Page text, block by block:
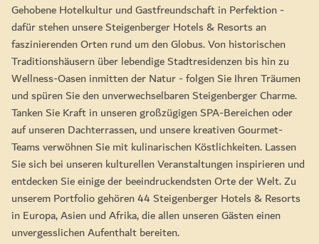
Gehobene Hotelkultur und Gastfreundschaft in Perfektion -
dafür stehen unsere Steigenberger Hotels & Resorts an
faszinierenden Orten rund um den Globus. Von historischen
Traditionshäusern über lebendige Stadtresidenzen bis hin zu
Wellness-Oasen inmitten der Natur - folgen Sie Ihren Träumen
und spüren Sie den unverwechselbaren Steigenberger Charme.
Tanken Sie Kraft in unseren großzügigen SPA-Bereichen oder
auf unseren Dachterrassen, und unsere kreativen Gourmet-
Teams verwöhnen Sie mit kulinarischen Köstlichkeiten. Lassen
Sie sich bei unseren kulturellen Veranstaltungen inspirieren und
entdecken Sie einige der beeindruckendsten Orte der Welt. Zu
unserem Portfolio gehören 44 Steigenberger Hotels & Resorts
in Europa, Asien und Afrika, die allen unseren Gästen einen
unvergesslichen Aufenthalt bereiten.